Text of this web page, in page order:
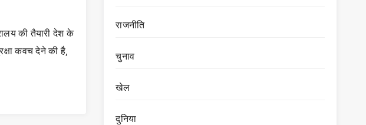
की तैयारी देश के
कवच देने की है,
राजनीति
चुनाव
खेल
दुनिया